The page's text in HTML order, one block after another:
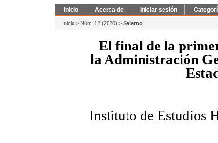
Inicio Acerca de Iniciar sesión
Inicio > Núm. 12 (2020) >Salerno
El final de la
la Administración
Instituto de Estudios